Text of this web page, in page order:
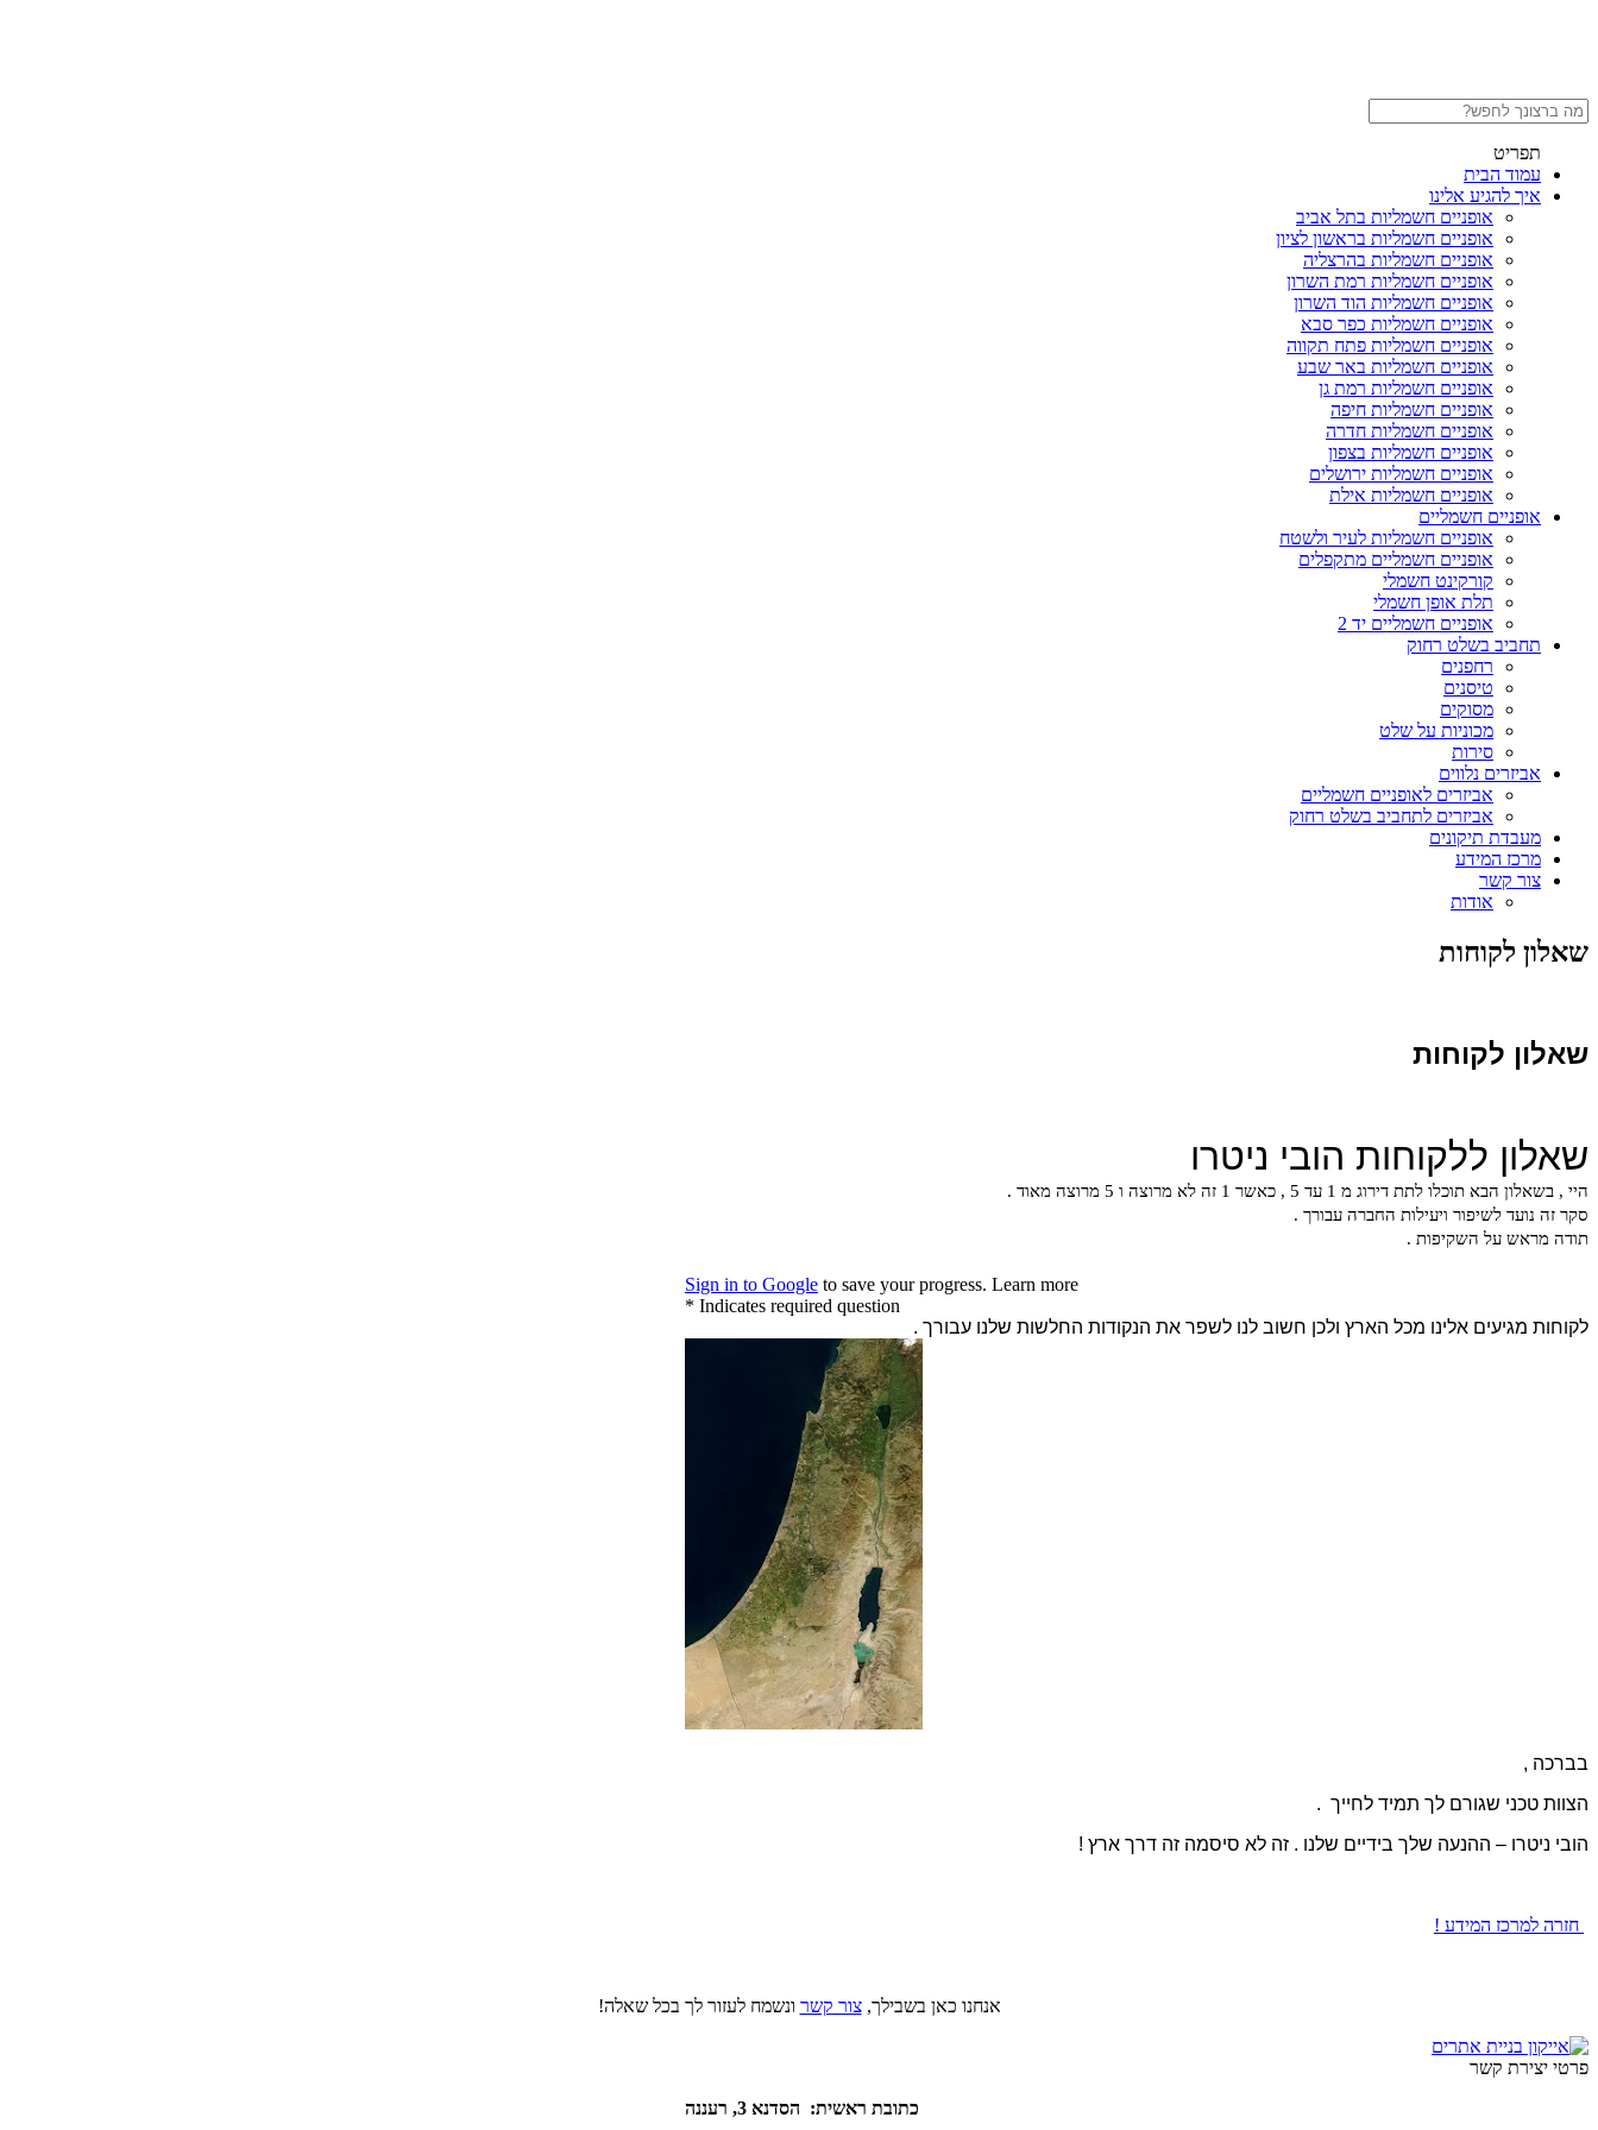
תפריט
עמוד הבית
איך להגיע אלינו
אופניים חשמליות בתל אביב
אופניים חשמליות בראשון לציון
אופניים חשמליות בהרצליה
אופניים חשמליות רמת השרון
אופניים חשמליות הוד השרון
אופניים חשמליות כפר סבא
אופניים חשמליות פתח תקווה
אופניים חשמליות באר שבע
אופניים חשמליות רמת גן
אופניים חשמליות חיפה
אופניים חשמליות חדרה
אופניים חשמליות בצפון
אופניים חשמליות ירושלים
אופניים חשמליות אילת
אופניים חשמליים
אופניים חשמליות לעיר ולשטח
אופניים חשמליים מתקפלים
קורקינט חשמלי
תלת אופן חשמלי
אופניים חשמליים יד 2
תחביב בשלט רחוק
רחפנים
טיסנים
מסוקים
מכוניות על שלט
סירות
אביזרים נלווים
אביזרים לאופניים חשמליים
אביזרים לתחביב בשלט רחוק
מעבדת תיקונים
מרכז המידע
צור קשר
אודות
שאלון לקוחות
שאלון לקוחות
בברכה ,
הצוות טכני שגורם לך תמיד לחייך .
הובי ניטרו – ההנעה שלך בידיים שלנו . זה לא סיסמה זה דרך ארץ !
חזרה למרכז המידע !
אנחנו כאן בשבילך,צור קשר ונשמח לעזור לך בכל שאלה!
פרטי יצירת קשר
כתובת ראשית: הסדנא 3, רעננה